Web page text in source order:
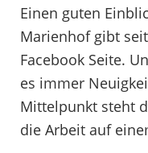
Einen guten
Marienhof gibt
Facebook Seite.
es immer
Mittelpunkt steht
die Arbeit auf